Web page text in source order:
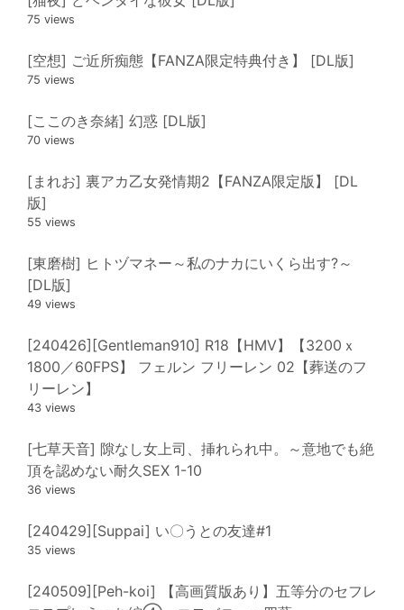
75 views
[空想] ご近所痴態【FANZA限定特典付き】 [DL版]
75 views
[ここのき奈緒] 幻惑 [DL版]
70 views
[まれお] 裏アカ乙女発情期2【FANZA限定版】 [DL
版]
55 views
[東磨樹] ヒトヅマネー～私のナカにいくら出す?～
[DL版]
49 views
[240426][Gentleman910] R18【HMV】【3200ｘ
1800／60FPS】 フェルン フリーレン 02【葬送のフ
リーレン】
43 views
[七草天音] 隙なし女上司、挿れられ中。～意地でも絶
頂を認めない耐久SEX 1-10
36 views
[240429][Suppai] い〇うとの友達#1
35 views
[240509][Peh-koi] 【高画質版あり】五等分のセフレ